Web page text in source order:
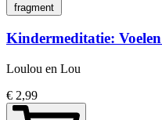
fragment
Kindermeditatie:
Loulou en Lou
€ 2,99